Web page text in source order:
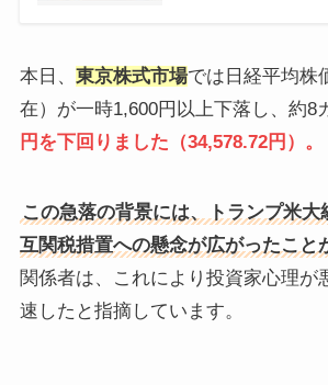
本日、 東京株式市場では日経平均株
在）が一時1,600円以上下落し、約8
円を下回りました（34,578.72円）。
この急落の背景には、トランプ米大
互関税措置への懸念が広がったこと
関係者は、これにより投資家心理が
速したと指摘しています。 ​